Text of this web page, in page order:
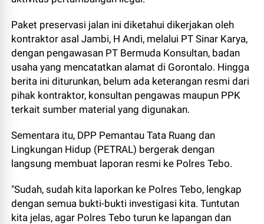
Paket preservasi jalan ini diketahui dikerjakan oleh
kontraktor asal Jambi, H Andi, melalui PT Sinar Karya,
dengan pengawasan PT Bermuda Konsultan, badan
usaha yang mencatatkan alamat di Gorontalo. Hingga
berita ini diturunkan, belum ada keterangan resmi dari
pihak kontraktor, konsultan pengawas maupun PPK
terkait sumber material yang digunakan.
Sementara itu, DPP Pemantau Tata Ruang dan
Lingkungan Hidup (PETRAL) bergerak dengan
langsung membuat laporan resmi ke Polres Tebo.
"Sudah, sudah kita laporkan ke Polres Tebo, lengkap
dengan semua bukti-bukti investigasi kita. Tuntutan
kita jelas, agar Polres Tebo turun ke lapangan dan